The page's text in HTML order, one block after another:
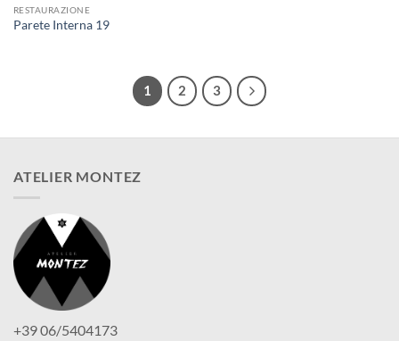
RESTAURAZIONE
Parete Interna 19
1 2 3
ATELIER MONTEZ
+39 06/5404173